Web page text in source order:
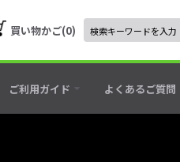
買い物かご 0
ご利用ガイド よくあるご質問